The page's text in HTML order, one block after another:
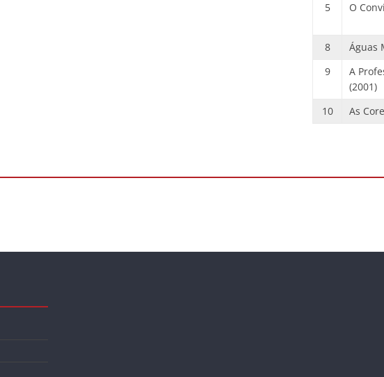
5
O
8
Águas
9
A
(2001)
10 As